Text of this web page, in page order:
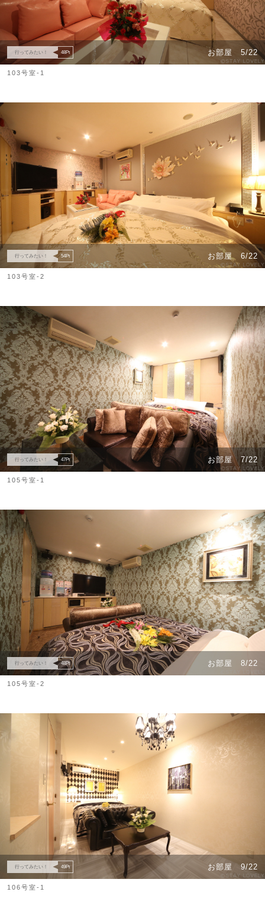
行ってみたい！ 48Pt お部屋 5/22
103号室-1
行ってみたい！ 54Pt お部屋 6/22
103号室-2
行ってみたい！ 47Pt お部屋 7/22
105号室-1
行ってみたい！ 48Pt お部屋 8/22
105号室-2
行ってみたい！ 49Pt お部屋 9/22
106号室-1